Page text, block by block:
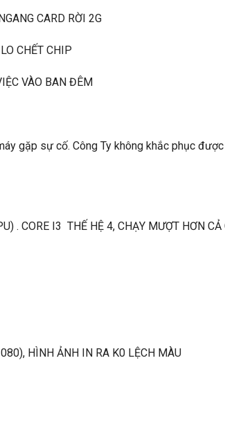
CARD RỜI 2G
CHẾT CHIP
VÀO BAN ĐÊM
gặp sự cố. Công Ty không khắc phục
. CORE I3 THẾ HỆ 4, CHẠY MƯỢT HƠN CẢ
HÌNH ẢNH IN RA K0 LỆCH MÀU